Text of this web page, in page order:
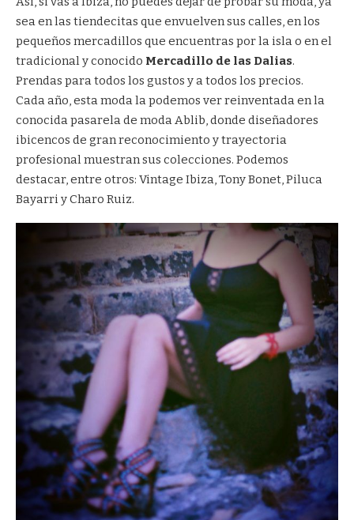
sea en las tiendecitas que envuelven sus calles, en los
pequeños mercadillos que encuentras por la isla o en el
tradicional y conocido Mercadillo de las Dalias.
Prendas para todos los gustos y a todos los precios.
Cada año, esta moda la podemos ver reinventada en la
conocida pasarela de moda Ablib, donde diseñadores
ibicencos de gran reconocimiento y trayectoria
profesional muestran sus colecciones. Podemos
destacar, entre otros: Vintage Ibiza, Tony Bonet, Piluca
Bayarri y Charo Ruiz.